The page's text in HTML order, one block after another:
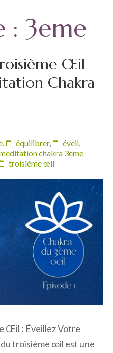
: 3eme
Œil
Chakra
, équilibrer, éveil,
chakra 3eme
troisième œil
Œil : Éveillez Votre
troisième œil est une